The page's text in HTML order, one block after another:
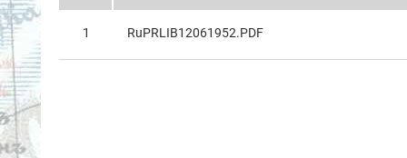
1 RuPRLIB12061952.PDF